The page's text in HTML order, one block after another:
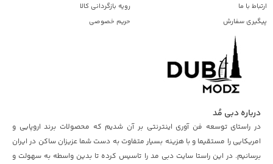
ارتباط با ما
پیگیری سفارش
رویه بازگردانی کالا
حریم خصوصی
درباره دبی مُد
در راستای توسعه فن آوری اینترنتی بر آن شدیم که محصولات برند اروپایی و
امریکایی را مستقیما و با هزینه بسیار متفاوت به دست شما عزیزان ساکن در ایران
برسانیم. در این راستا سایت دبی مد را تاسیس کرده تا بدین واسطه به سهولت و